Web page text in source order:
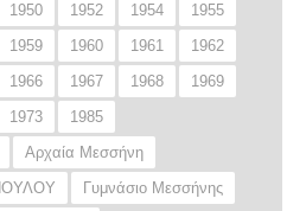
1950 1952 1954
1955
1959 1960 1961
1962
1966 1967 1968
1969
1973
1985
Αρχαία Μεσσήνη
Γυμνάσιο Μεσσήνης